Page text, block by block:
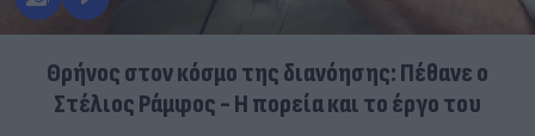
Θρήνος στον κόσμο της διανόησης: Πέθανε ο
Στέλιος Ράμφος - Η πορεία και το έργο του